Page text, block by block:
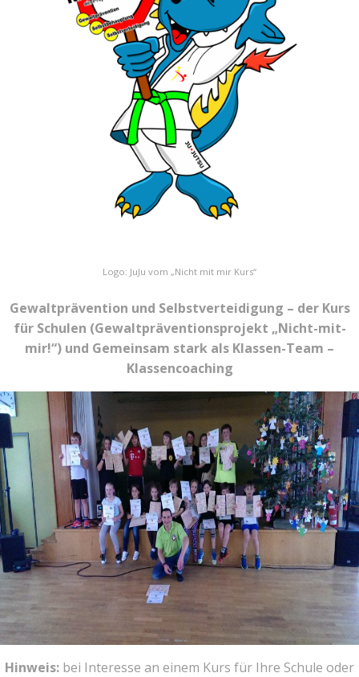
Logo: JuJu vom „Nicht mit mir Kurs“
Gewaltprävention und Selbstverteidigung – der Kurs
für Schulen (Gewaltpräventionsprojekt „Nicht-mit-
mir!“) und Gemeinsam stark als Klassen-Team –
Klassencoaching
Hinweis: bei Interesse an einem Kurs für Ihre Schule oder